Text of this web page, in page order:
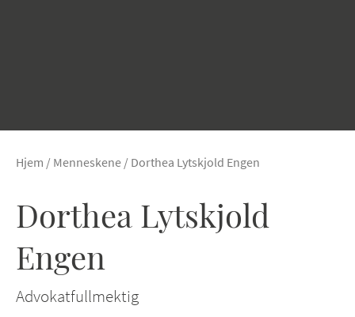
Hjem / Menneskene / Dorthea Lytskjold Engen
Dorthea Lytskjold
Engen
Advokatfullmektig